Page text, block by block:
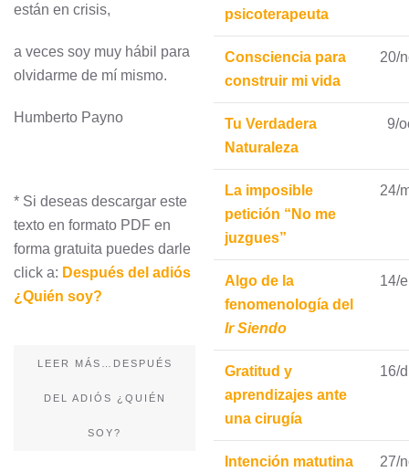
están en crisis,
a veces soy muy hábil para
olvidarme de mí mismo.
Humberto Payno
* Si deseas descargar este
texto en formato PDF en
forma gratuita puedes darle
click a: Después del adiós
¿Quién soy?
LEER MÁS…DESPUÉS
DEL ADIÓS ¿QUIÉN
SOY?
psicoterapeuta
Consciencia para
construir mi vida
20/
Tu Verdadera
Naturaleza
9/
La imposible
petición “No me
juzgues”
24/
Algo de la
fenomenología del
Ir Siendo
14/
Gratitud y
aprendizajes ante
una cirugía
16/
Intención matutina 27/